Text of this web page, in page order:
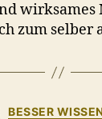
wirksames
zum selber
BESSER